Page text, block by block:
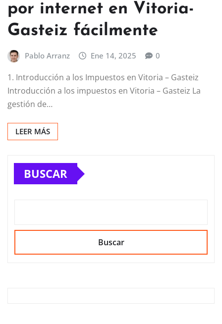
por internet en Vitoria-
Gasteiz fácilmente
Pablo Arranz Ene 14, 2025 0
1. Introducción a los Impuestos en Vitoria – Gasteiz
Introducción a los impuestos en Vitoria – Gasteiz La
gestión de…
LEER MÁS
BUSCAR
Buscar